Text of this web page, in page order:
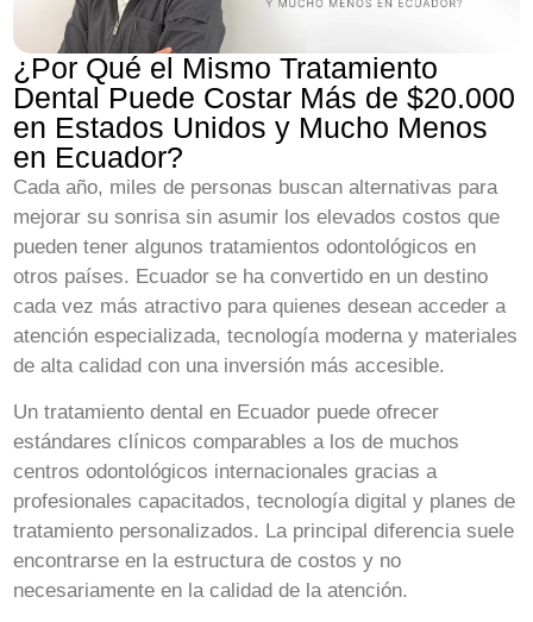
¿Por Qué el Mismo Tratamiento
Dental Puede Costar Más de $20.000
en Estados Unidos y Mucho Menos
en Ecuador?
Cada año, miles de personas buscan alternativas para
mejorar su sonrisa sin asumir los elevados costos que
pueden tener algunos tratamientos odontológicos en
otros países. Ecuador se ha convertido en un destino
cada vez más atractivo para quienes desean acceder a
atención especializada, tecnología moderna y materiales
de alta calidad con una inversión más accesible.
Un tratamiento dental en Ecuador puede ofrecer
estándares clínicos comparables a los de muchos
centros odontológicos internacionales gracias a
profesionales capacitados, tecnología digital y planes de
tratamiento personalizados. La principal diferencia suele
encontrarse en la estructura de costos y no
necesariamente en la calidad de la atención.